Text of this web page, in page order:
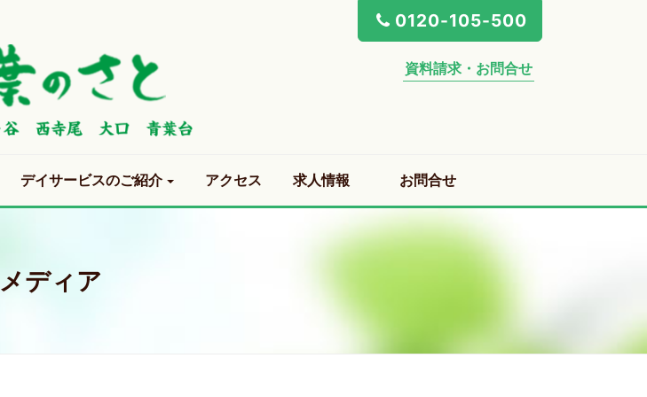
0120-105-500
資料請求・お問合せ
デイサービスのご紹介 アクセス 求人情報 お問合せ
メディア